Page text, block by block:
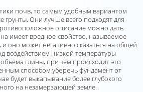
почв, то самым удобным вариантом
грунты. Они лучше всего подходят для
описание можно дать
имеет вредное свойство, называемое
оно может негативно сказаться на общей
воздействием низкой температуры
глины, причем происходит это
способом уберечь фундамент от
будет выкапывание более глубокого
на незамерзающей земле.